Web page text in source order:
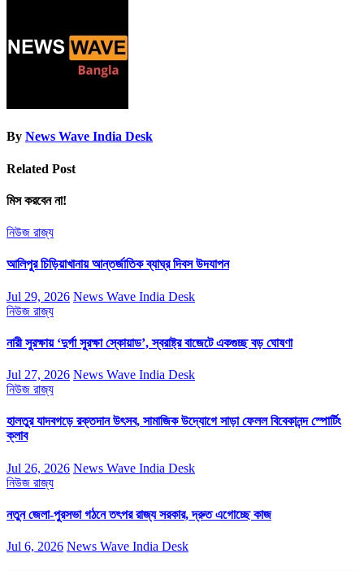
By News Wave India Desk
Related Post
মিস করবেন না!
নিউজ রাজ্য
আলিপুর চিড়িয়াখানায় আন্তর্জাতিক ব্যাঘ্র দিবস উদযাপন
Jul 29, 2026 News Wave India Desk
নিউজ রাজ্য
নারী সুরক্ষায় ‘দুর্গা সুরক্ষা স্কোয়াড’, স্বরাষ্ট্র বাজেটে একগুচ্ছ বড় ঘোষণা
Jul 27, 2026 News Wave India Desk
নিউজ রাজ্য
হালতুর যাদবগড়ে রক্তদান উৎসব, সামাজিক উদ্যোগে সাড়া ফেলল বিবেকানন্দ স্পোর্টিং
ক্লাব
Jul 26, 2026 News Wave India Desk
নিউজ রাজ্য
নতুন জেলা-পুরসভা গঠনে তৎপর রাজ্য সরকার, দ্রুত এগোচ্ছে কাজ
Jul 6, 2026 News Wave India Desk